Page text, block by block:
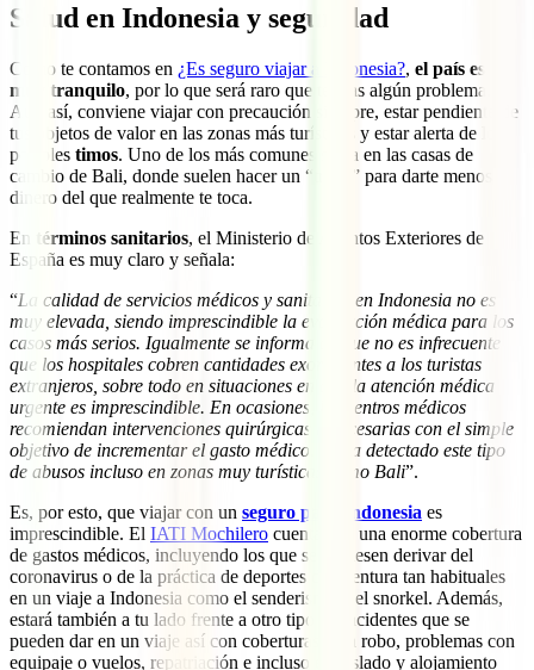
Salud en Indonesia y seguridad
Como te contamos en ¿Es seguro viajar a Indonesia?, el país es
muy tranquilo, por lo que será raro que tengas algún problema.
Aun así, conviene viajar con precaución siempre, estar pendiente de
tus objetos de valor en las zonas más turísticas y estar alerta de los
posibles timos. Uno de los más comunes se da en las casas de
cambio de Bali, donde suelen hacer un “truco” para darte menos
dinero del que realmente te toca.
En
términos sanitarios, el Ministerio de Asuntos Exteriores de
España es muy claro y señala:
“La calidad de servicios médicos y sanitarios en Indonesia no es
muy elevada, siendo imprescindible la evacuación médica para los
casos más serios. Igualmente se informa de que no es infrecuente
que los hospitales cobren cantidades exorbitantes a los turistas
extranjeros, sobre todo en situaciones en que la atención médica
urgente es imprescindible. En ocasiones, los centros médicos
recomiendan intervenciones quirúrgicas innecesarias con el simple
objetivo de incrementar el gasto médico. Se ha detectado este tipo
de abusos incluso en zonas muy turísticas como Bali”.
Es, por esto, que viajar con un seguro para Indonesia es
imprescindible. El IATI Mochilero cuenta con una enorme cobertura
de gastos médicos, incluyendo los que se pudiesen derivar del
coronavirus o de la práctica de deportes de aventura tan habituales
en un viaje a Indonesia como el senderismo o el snorkel. Además,
estará también a tu lado frente a otro tipo de incidentes que se
pueden dar en un viaje así con coberturas para robo, problemas con
equipaje o vuelos, repatriación e incluso el traslado y alojamiento